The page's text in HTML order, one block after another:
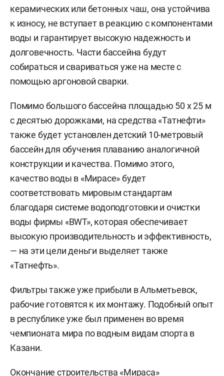
керамических или бетонных чаш, она устойчива
к износу, не вступает в реакцию с компонентами
воды и гарантирует высокую надежность и
долговечность. Части бассейна будут
собираться и свариваться уже на месте с
помощью аргоновой сварки.
Помимо большого бассейна площадью 50 х 25 м
с десятью дорожками, на средства «Татнефти»
также будет установлен детский 10-метровый
бассейн для обучения плаванию аналогичной
конструкции и качества. Помимо этого,
качество воды в «Мирасе» будет
соответствовать мировым стандартам
благодаря системе водоподготовки и очистки
воды фирмы «BWT», которая обеспечивает
высокую производительность и эффективность,
— на эти цели деньги выделяет также
«Татнефть».
Фильтры также уже прибыли в Альметьевск,
рабочие готовятся к их монтажу. Подобный опыт
в республике уже был применен во время
чемпионата мира по водным видам спорта в
Казани.
Окончание строительства «Мираса»